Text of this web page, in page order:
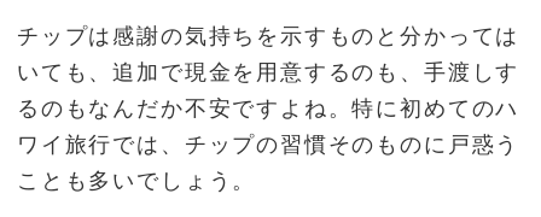
チップは感謝の気持ちを示すものと分かっては
いても、追加で現金を用意するのも、手渡しす
るのもなんだか不安ですよね。特に初めてのハ
ワイ旅行では、チップの習慣そのものに戸惑う
ことも多いでしょう。